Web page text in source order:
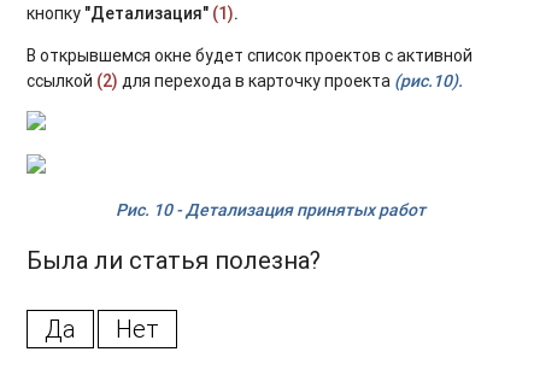
кнопку "Детализация" (1).
В открывшемся окне будет список проектов с активной
ссылкой (2) для перехода в карточку проекта (рис.10).
Рис. 10 - Детализация принятых работ
Была ли статья полезна?
Да Нет